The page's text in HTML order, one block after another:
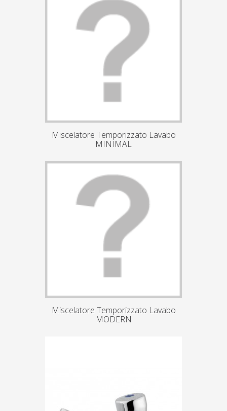
Miscelatore Temporizzato Lavabo
MINIMAL
Miscelatore Temporizzato Lavabo
MODERN